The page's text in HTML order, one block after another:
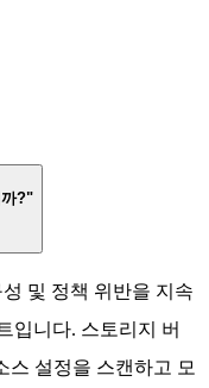
까?"
및 정책 위반을 지속
입니다. 스토리지 버
스 설정을 스캔하고 모